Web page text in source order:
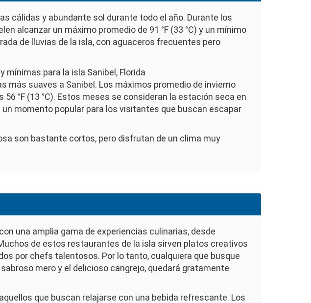
cálidas y abundante sol durante todo el año. Durante los
alcanzar un máximo promedio de 91 °F (33 °C) y un mínimo
de lluvias de la isla, con aguaceros frecuentes pero
más suaves a Sanibel. Los máximos promedio de invierno
°F (13 °C). Estos meses se consideran la estación seca en
momento popular para los visitantes que buscan escapar
son bastante cortos, pero disfrutan de un clima muy
una amplia gama de experiencias culinarias, desde
de estos restaurantes de la isla sirven platos creativos
por chefs talentosos. Por lo tanto, cualquiera que busque
mero y el delicioso cangrejo, quedará gratamente
que buscan relajarse con una bebida refrescante. Los